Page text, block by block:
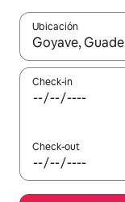
Ubicación
Cuando los
Check-in
Check-out